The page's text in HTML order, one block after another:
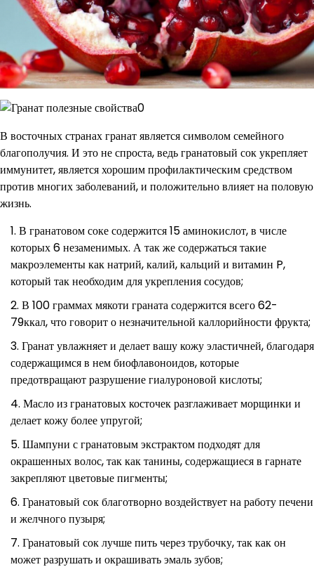
В восточных странах гранат является символом семейного
благополучия. И это не спроста, ведь гранатовый сок укрепляет
иммунитет, является хорошим профилактическим средством
против многих заболеваний, и положительно влияет на половую
жизнь.
В гранатовом соке содержится 15 аминокислот, в числе
которых 6 незаменимых. А так же содержаться такие
макроэлементы как натрий, калий, кальций и витамин P,
который так необходим для укрепления сосудов;
В 100 граммах мякоти граната содержится всего 62-
79ккал, что говорит о незначительной каллорийности фрукта;
Гранат увлажняет и делает вашу кожу эластичней, благодаря
содержащимся в нем биофлавоноидов, которые
предотвращают разрушение гиалуроновой кислоты;
Масло из гранатовых косточек разглаживает морщинки и
делает кожу более упругой;
Шампуни с гранатовым экстрактом подходят для
окрашенных волос, так как танины, содержащиеся в гарнате
закрепляют цветовые пигменты;
Гранатовый сок благотворно воздействует на работу печени
и желчного пузыря;
Гранатовый сок лучше пить через трубочку, так как он
может разрушать и окрашивать эмаль зубов;